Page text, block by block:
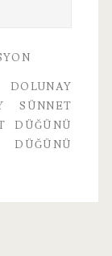
DOLUNAY
SÜNNET
DÜĞÜNÜ
DÜĞÜNÜ